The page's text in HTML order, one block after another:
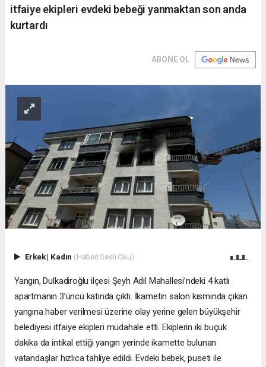
itfaiye ekipleri evdeki bebeği yanmaktan son anda
kurtardı
ABONE OL
Erkek| Kadın (Haberi Sesli Oku)
Yangın, Dulkadiroğlu ilçesi Şeyh Adil Mahallesi’ndeki 4 katlı
apartmanın 3’üncü katında çıktı. İkametin salon kısmında çıkan
yangına haber verilmesi üzerine olay yerine gelen büyükşehir
belediyesi itfaiye ekipleri müdahale etti. Ekiplerin iki buçuk
dakika da intikal ettiği yangın yerinde ikamette bulunan
vatandaşlar hızlıca tahliye edildi. Evdeki bebek, puseti ile